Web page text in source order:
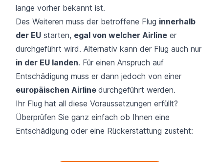
lange vorher bekannt ist.
Des Weiteren muss der betroffene Flug innerhalb
der EU starten, egal von welcher Airline er
durchgeführt wird. Alternativ kann der Flug auch nur
in der EU landen. Für einen Anspruch auf
Entschädigung muss er dann jedoch von einer
europäischen Airline durchgeführt werden.
Ihr Flug hat all diese Voraussetzungen erfüllt?
Überprüfen Sie ganz einfach ob Ihnen eine
Entschädigung oder eine Rückerstattung zusteht: